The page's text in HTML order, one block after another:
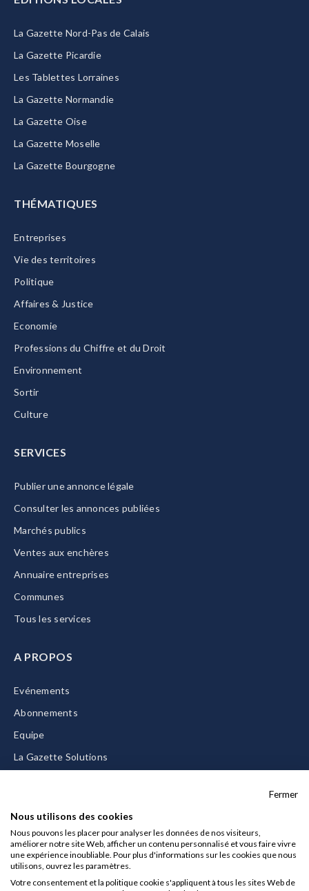
La Gazette Nord-Pas de Calais
La Gazette Picardie
Les Tablettes Lorraines
La Gazette Normandie
La Gazette Oise
La Gazette Moselle
La Gazette Bourgogne
THÉMATIQUES
Entreprises
Vie des territoires
Politique
Affaires & Justice
Economie
Professions du Chiffre et du Droit
Environnement
Sortir
Culture
SERVICES
Publier une annonce légale
Consulter les annonces publiées
Marchés publics
Ventes aux enchères
Annuaire entreprises
Communes
Tous les services
A PROPOS
Evénements
Abonnements
Equipe
La Gazette Solutions
Mentions légales
CGU/CGV
Fermer
Nous utilisons des cookies
Nous pouvons les placer pour analyser les données de nos visiteurs,
améliorer notre site Web, afficher un contenu personnalisé et vous faire vivre
une expérience inoubliable. Pour plus d'informations sur les cookies que nous
utilisons, ouvrez les paramètres.
Votre consentement et la politique cookie s'appliquent à tous les sites Web de